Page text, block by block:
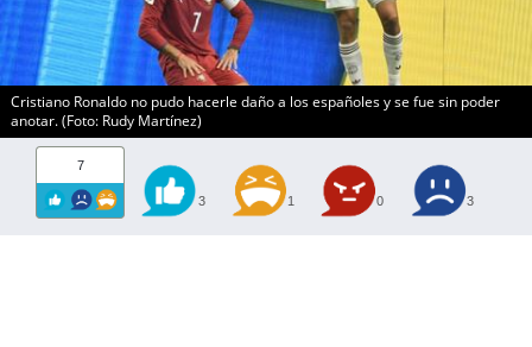
Cristiano Ronaldo no pudo hacerle daño a los españoles y se fue sin poder
anotar. (Foto: Rudy Martínez)
7
3 1 0 3